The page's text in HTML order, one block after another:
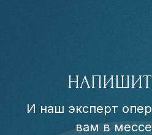
И наш эксперт
вам в